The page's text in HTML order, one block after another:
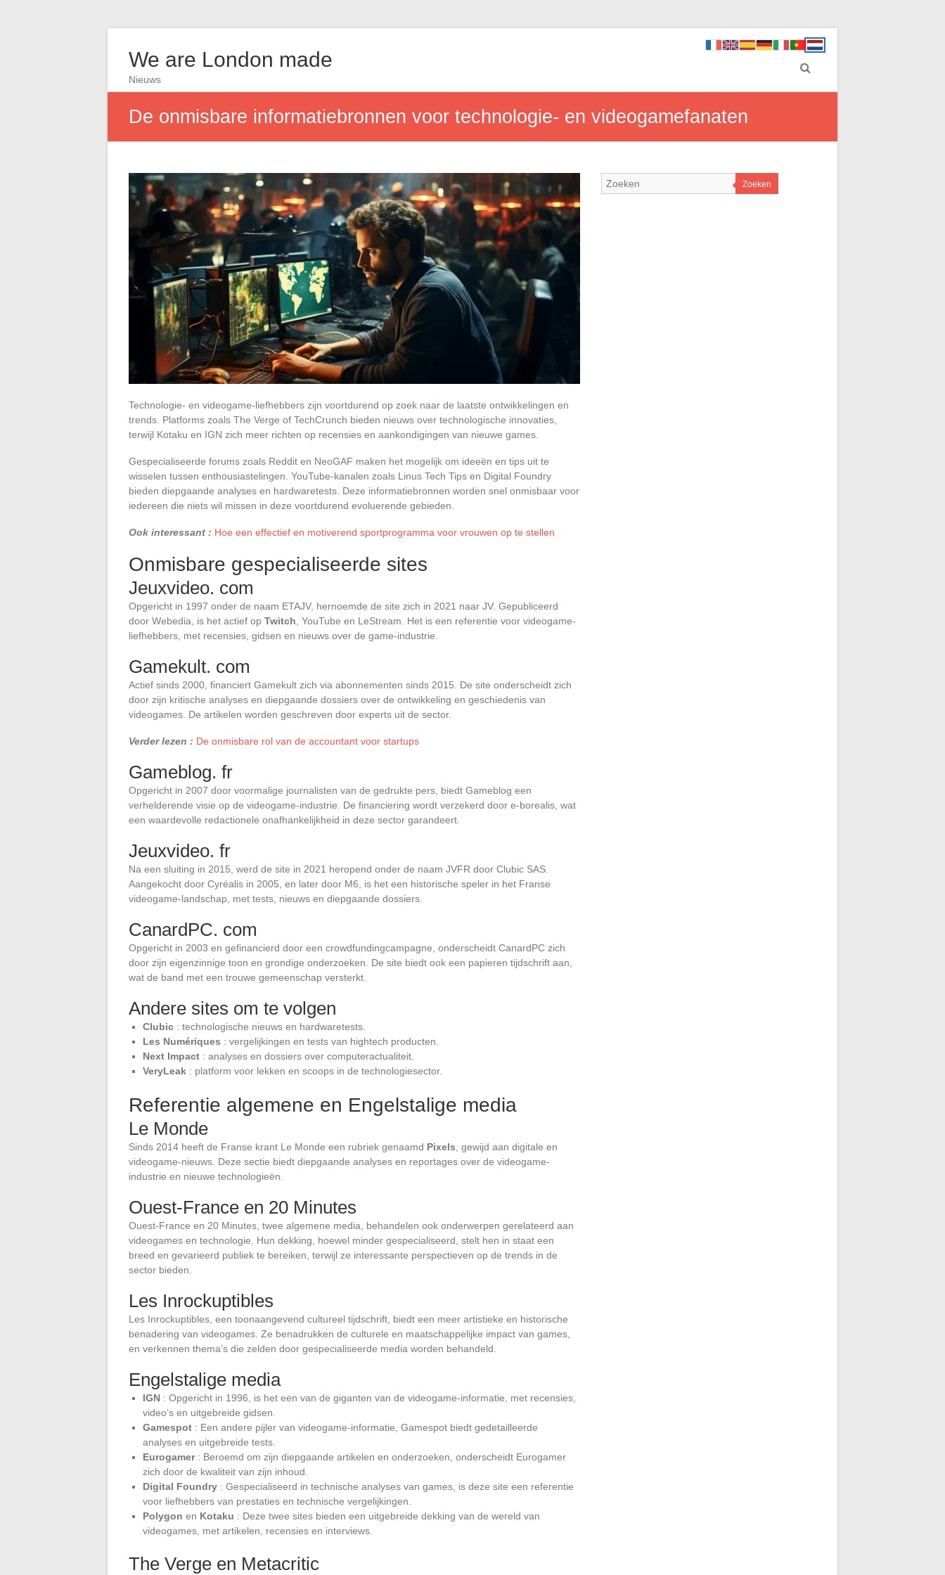
We are London made
Nieuws
De onmisbare informatiebronnen voor technologie- en videogamefanaten
Technologie- en videogame-liefhebbers zijn voortdurend op zoek naar de laatste ontwikkelingen en
trends. Platforms zoals The Verge of TechCrunch bieden nieuws over technologische innovaties,
terwijl Kotaku en IGN zich meer richten op recensies en aankondigingen van nieuwe games.
Gespecialiseerde forums zoals Reddit en NeoGAF maken het mogelijk om ideeën en tips uit te
wisselen tussen enthousiastelingen. YouTube-kanalen zoals Linus Tech Tips en Digital Foundry
bieden diepgaande analyses en hardwaretests. Deze informatiebronnen worden snel onmisbaar voor
iedereen die niets wil missen in deze voortdurend evoluerende gebieden.
Ook interessant : Hoe een effectief en motiverend sportprogramma voor vrouwen op te stellen
Onmisbare gespecialiseerde sites
Jeuxvideo. com
Opgericht in 1997 onder de naam ETAJV, hernoemde de site zich in 2021 naar JV. Gepubliceerd
door Webedia, is het actief op Twitch , YouTube en LeStream. Het is een referentie voor videogame-
liefhebbers, met recensies, gidsen en nieuws over de game-industrie.
Gamekult. com
Actief sinds 2000, financiert Gamekult zich via abonnementen sinds 2015. De site onderscheidt zich
door zijn kritische analyses en diepgaande dossiers over de ontwikkeling en geschiedenis van
videogames. De artikelen worden geschreven door experts uit de sector.
Verder lezen : De onmisbare rol van de accountant voor startups
Gameblog. fr
Opgericht in 2007 door voormalige journalisten van de gedrukte pers, biedt Gameblog een
verhelderende visie op de videogame-industrie. De financiering wordt verzekerd door e-borealis, wat
een waardevolle redactionele onafhankelijkheid in deze sector garandeert.
Jeuxvideo. fr
Na een sluiting in 2015, werd de site in 2021 heropend onder de naam JVFR door Clubic SAS.
Aangekocht door Cyréalis in 2005, en later door M6, is het een historische speler in het Franse
videogame-landschap, met tests, nieuws en diepgaande dossiers.
CanardPC. com
Opgericht in 2003 en gefinancierd door een crowdfundingcampagne, onderscheidt CanardPC zich
door zijn eigenzinnige toon en grondige onderzoeken. De site biedt ook een papieren tijdschrift aan,
wat de band met een trouwe gemeenschap versterkt.
Andere sites om te volgen
Clubic : technologische nieuws en hardwaretests.
Les Numériques : vergelijkingen en tests van hightech producten.
Next Impact : analyses en dossiers over computeractualiteit.
VeryLeak : platform voor lekken en scoops in de technologiesector.
Referentie algemene en Engelstalige media
Le Monde
Sinds 2014 heeft de Franse krant Le Monde een rubriek genaamd Pixels , gewijd aan digitale en
videogame-nieuws. Deze sectie biedt diepgaande analyses en reportages over de videogame-
industrie en nieuwe technologieën.
Ouest-France en 20 Minutes
Ouest-France en 20 Minutes, twee algemene media, behandelen ook onderwerpen gerelateerd aan
videogames en technologie. Hun dekking, hoewel minder gespecialiseerd, stelt hen in staat een
breed en gevarieerd publiek te bereiken, terwijl ze interessante perspectieven op de trends in de
sector bieden.
Les Inrockuptibles
Les Inrockuptibles, een toonaangevend cultureel tijdschrift, biedt een meer artistieke en historische
benadering van videogames. Ze benadrukken de culturele en maatschappelijke impact van games,
en verkennen thema’s die zelden door gespecialiseerde media worden behandeld.
Engelstalige media
IGN : Opgericht in 1996, is het een van de giganten van de videogame-informatie, met recensies,
video’s en uitgebreide gidsen.
Gamespot : Een andere pijler van videogame-informatie, Gamespot biedt gedetailleerde
analyses en uitgebreide tests.
Eurogamer: Beroemd om zijn diepgaande artikelen en onderzoeken, onderscheidt Eurogamer
zich door de kwaliteit van zijn inhoud.
Digital Foundry : Gespecialiseerd in technische analyses van games, is deze site een referentie
voor liefhebbers van prestaties en technische vergelijkingen.
Polygon en Kotaku : Deze twee sites bieden een uitgebreide dekking van de wereld van
videogames, met artikelen, recensies en interviews.
The Verge en Metacritic
Zoeken